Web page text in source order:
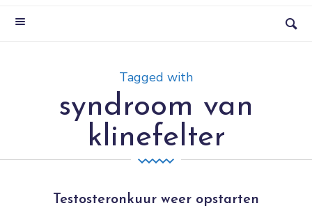
Tagged with
syndroom van
klinefelter
Testosteronkuur weer opstarten